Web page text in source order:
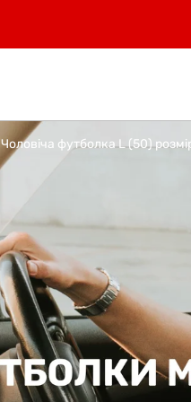
Чоловіча футболка L (50)